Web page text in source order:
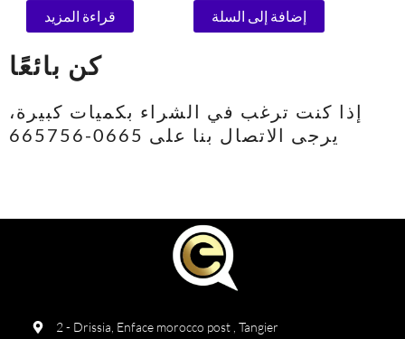
قراءة المزيد إضافة إلى السلة
كن بائعًا
إذا كنت ترغب في الشراء بكميات كبيرة،
يرجى الاتصال بنا على 0665-665756
2 - Drissia, Enface morocco post , Tangier